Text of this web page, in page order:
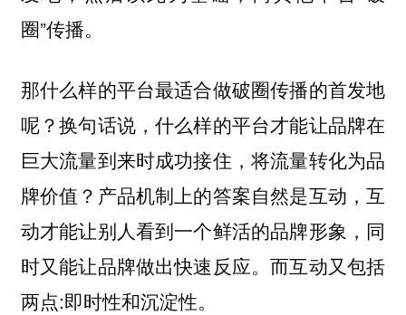
圈”传播。
那什么样的平台最适合做破圈传播的首发地
呢？换句话说，什么样的平台才能让品牌在
巨大流量到来时成功接住，将流量转化为品
牌价值？产品机制上的答案自然是互动，互
动才能让别人看到一个鲜活的品牌形象，同
时又能让品牌做出快速反应。而互动又包括
两点:即时性和沉淀性。